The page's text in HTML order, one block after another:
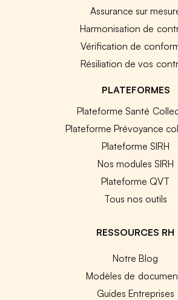
Assurance sur
Harmonisation de
Vérification de
Résiliation de vos
PLATEFORMES
Plateforme Santé
Plateforme Prévoyance
Plateforme SIRH
Nos modules SIRH
Plateforme QVT
Tous nos outils
RESSOURCES RH
Notre Blog
Modèles de
Guides Entreprises